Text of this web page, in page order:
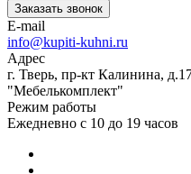
Заказать звонок
E-mail
info@kupiti-kuhni.ru
Адрес
г. Тверь, пр-кт Калинина,
"Мебелькомплект"
Режим работы
Ежедневно с 10 до 19 часов